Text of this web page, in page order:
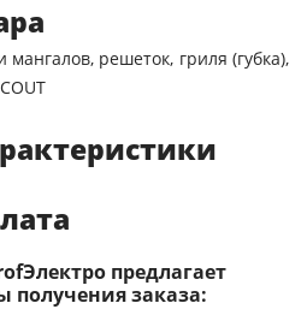
решеток, гриля (губка),
предлагает
заказа: